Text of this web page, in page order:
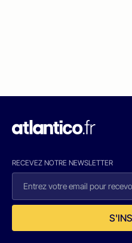
RECEVEZ NOTRE NEWSLETTER